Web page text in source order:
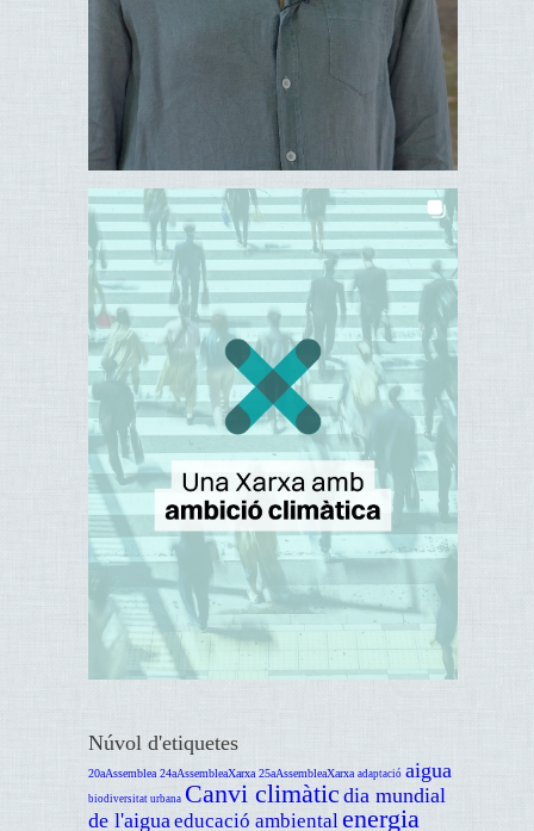
Núvol d'etiquetes
20aAssemblea 24aAssembleaXarxa 25aAssembleaXarxa adaptació aigua
biodiversitat urbana Canvi climàtic dia mundial
de l'aigua educació ambiental energia